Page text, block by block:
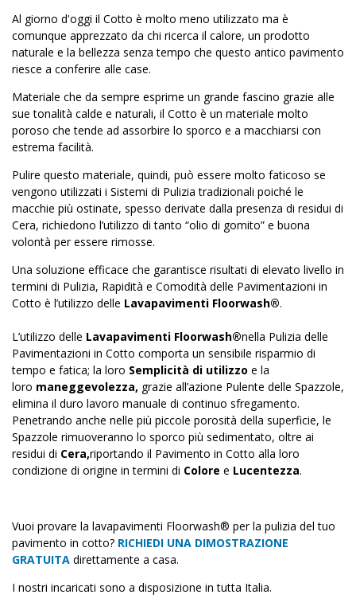
Al giorno d'oggi il Cotto è molto meno utilizzato ma è
comunque apprezzato da chi ricerca il calore, un prodotto
naturale e la bellezza senza tempo che questo antico pavimento
riesce a conferire alle case.
Materiale che da sempre esprime un grande fascino grazie alle
sue tonalità calde e naturali, il Cotto è un materiale molto
poroso che tende ad assorbire lo sporco e a macchiarsi con
estrema facilità.
Pulire questo materiale, quindi, può essere molto faticoso se
vengono utilizzati i Sistemi di Pulizia tradizionali poiché le
macchie più ostinate, spesso derivate dalla presenza di residui di
Cera, richiedono l’utilizzo di tanto “olio di gomito” e buona
volontà per essere rimosse.
Una soluzione efficace che garantisce risultati di elevato livello in
termini di Pulizia, Rapidità e Comodità delle Pavimentazioni in
Cotto è l’utilizzo delle Lavapavimenti Floorwash®.
L’utilizzo delle Lavapavimenti Floorwash®nella Pulizia delle
Pavimentazioni in Cotto comporta un sensibile risparmio di
tempo e fatica; la loro Semplicità di utilizzo e la
loro maneggevolezza, grazie all’azione Pulente delle Spazzole,
elimina il duro lavoro manuale di continuo sfregamento.
Penetrando anche nelle più piccole porosità della superficie, le
Spazzole rimuoveranno lo sporco più sedimentato, oltre ai
residui di Cera,riportando il Pavimento in Cotto alla loro
condizione di origine in termini di Colore e Lucentezza.
Vuoi provare la lavapavimenti Floorwash® per la pulizia del tuo
pavimento in cotto? RICHIEDI UNA DIMOSTRAZIONE
GRATUITA direttamente a casa.
I nostri incaricati sono a disposizione in tutta Italia.